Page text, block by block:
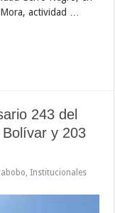
Mora, actividad …
243 del
y 203
, Institucionales